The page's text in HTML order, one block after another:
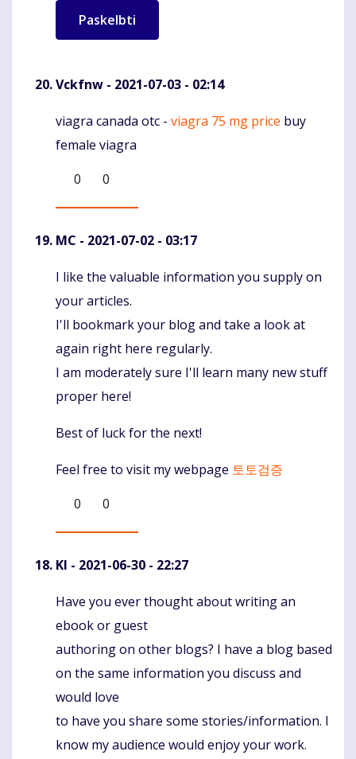
Vckfnw - 2021-07-03 - 02:14
Komentaras
viagra canada otc - viagra 75 mg price buy
female viagra
0
0
MC - 2021-07-02 - 03:17
Komentaras
I like the valuable information you supply on
your articles.
I'll bookmark your blog and take a look at
again right here regularly.
I am moderately sure I'll learn many new stuff
proper here!
Best of luck for the next!
Feel free to visit my webpage 토토검증
0
0
KI - 2021-06-30 - 22:27
Komentaras
Have you ever thought about writing an
ebook or guest
authoring on other blogs? I have a blog based
on the same information you discuss and
would love
to have you share some stories/information. I
know my audience would enjoy your work.